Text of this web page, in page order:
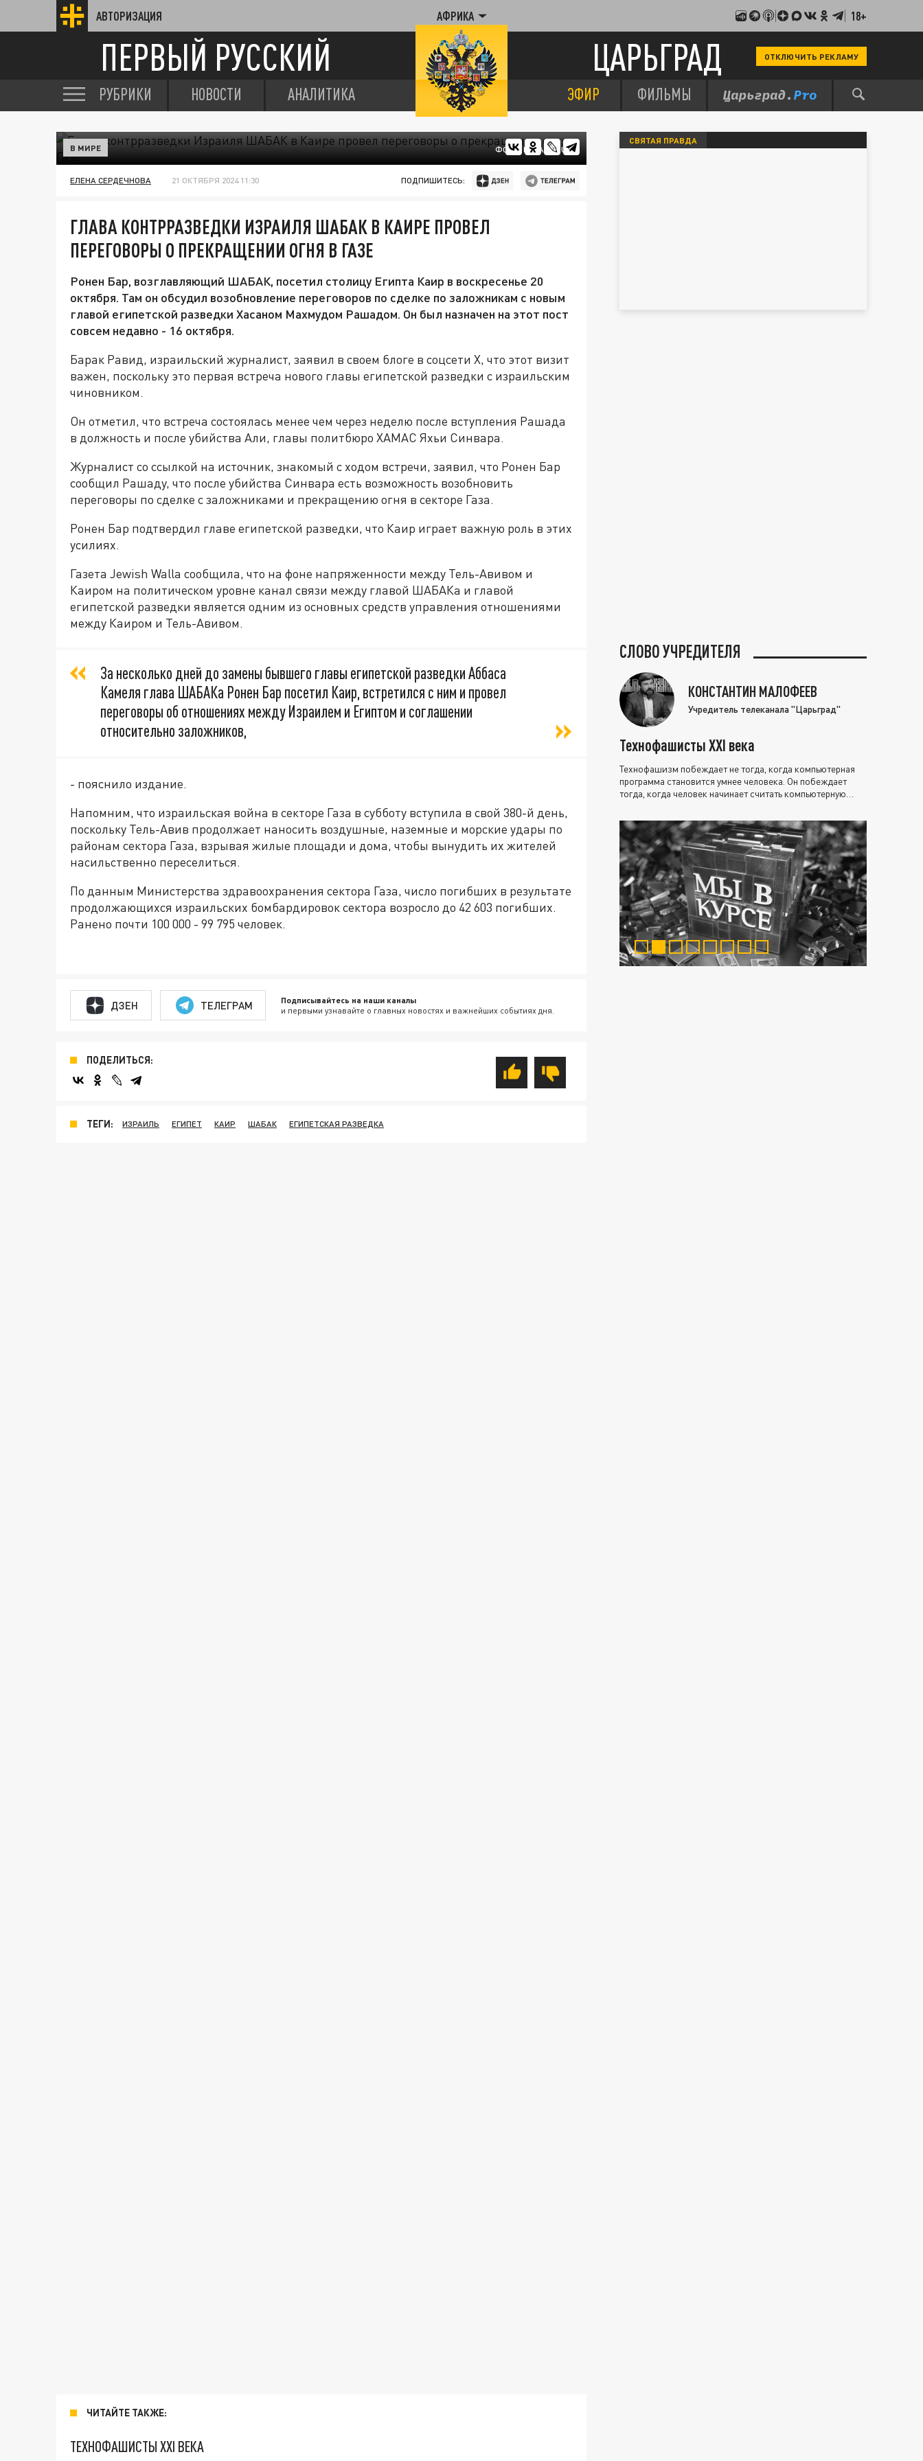
АВТОРИЗАЦИЯ АФРИКА 18+
ПЕРВЫЙ РУССКИЙ ЦАРЬГРАД ОТКЛЮЧИТЬ РЕКЛАМУ
РУБРИКИ НОВОСТИ АНАЛИТИКА ЭФИР ФИЛЬМЫ
ФОТО: RAI AL YOUM
В МИРЕ
ЕЛЕНА СЕРДЕЧНОВА 21 ОКТЯБРЯ 2024 11:30 ПОДПИШИТЕСЬ:
ГЛАВА КОНТРРАЗВЕДКИ ИЗРАИЛЯ ШАБАК В КАИРЕ ПРОВЕЛ
ПЕРЕГОВОРЫ О ПРЕКРАЩЕНИИ ОГНЯ В ГАЗЕ
Ронен Бар, возглавляющий ШАБАК, посетил столицу Египта Каир в воскресенье 20
октября. Там он обсудил возобновление переговоров по сделке по заложникам с новым
главой египетской разведки Хасаном Махмудом Рашадом. Он был назначен на этот пост
совсем недавно - 16 октября.
Барак Равид, израильский журналист, заявил в своем блоге в соцсети X, что этот визит
важен, поскольку это первая встреча нового главы египетской разведки с израильским
чиновником.
Он отметил, что встреча состоялась менее чем через неделю после вступления Рашада
в должность и после убийства Али, главы политбюро ХАМАС Яхьи Синвара.
Журналист со ссылкой на источник, знакомый с ходом встречи, заявил, что Ронен Бар
сообщил Рашаду, что после убийства Синвара есть возможность возобновить
переговоры по сделке с заложниками и прекращению огня в секторе Газа.
Ронен Бар подтвердил главе египетской разведки, что Каир играет важную роль в этих
усилиях.
Газета Jewish Walla сообщила, что на фоне напряженности между Тель-Авивом и
Каиром на политическом уровне канал связи между главой ШАБАКа и главой
египетской разведки является одним из основных средств управления отношениями
между Каиром и Тель-Авивом.
За несколько дней до замены бывшего главы египетской разведки Аббаса
Камеля глава ШАБАКа Ронен Бар посетил Каир, встретился с ним и провел
переговоры об отношениях между Израилем и Египтом и соглашении
относительно заложников,
- пояснило издание.
Напомним, что израильская война в секторе Газа в субботу вступила в свой 380-й день,
поскольку Тель-Авив продолжает наносить воздушные, наземные и морские удары по
районам сектора Газа, взрывая жилые площади и дома, чтобы вынудить их жителей
насильственно переселиться.
По данным Министерства здравоохранения сектора Газа, число погибших в результате
продолжающихся израильских бомбардировок сектора возросло до 42 603 погибших.
Ранено почти 100 000 - 99 795 человек.
ДЗЕН ТЕЛЕГРАМ Подписывайтесь на наши каналы
и первыми узнавайте о главных новостях и важнейших событиях дня.
ПОДЕЛИТЬСЯ:
ТЕГИ: ИЗРАИЛЬ ЕГИПЕТ КАИР ШАБАК ЕГИПЕТСКАЯ РАЗВЕДКА
ЧИТАЙТЕ ТАКЖЕ:
ТЕХНОФАШИСТЫ XXI ВЕКА
СВЯТАЯ ПРАВДА
СЛОВО УЧРЕДИТЕЛЯ
КОНСТАНТИН МАЛОФЕЕВ
Учредитель телеканала "Царьград"
Технофашисты XXI века
Технофашизм побеждает не тогда, когда компьютерная
программа становится умнее человека. Он побеждает
тогда, когда человек начинает считать компьютерную